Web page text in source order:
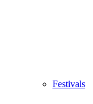
Festivals